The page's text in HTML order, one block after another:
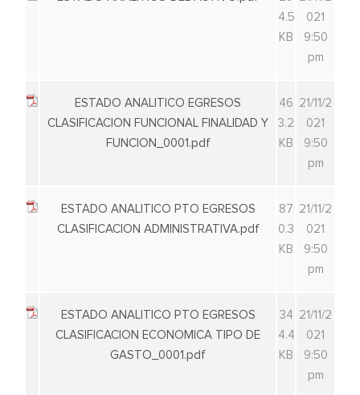
4.5
KB
021
9:50
pm
ESTADO ANALITICO EGRESOS
CLASIFICACION FUNCIONAL FINALIDAD Y
FUNCION_0001.pdf
46
3.2
KB
21/11/2
021
9:50
pm
ESTADO ANALITICO PTO EGRESOS
CLASIFICACION ADMINISTRATIVA.pdf
87
0.3
KB
21/11/2
021
9:50
pm
ESTADO ANALITICO PTO EGRESOS
CLASIFICACION ECONOMICA TIPO DE
GASTO_0001.pdf
34
4.4
KB
21/11/2
021
9:50
pm